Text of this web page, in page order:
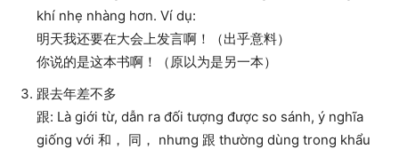
khí nhẹ nhàng hơn. Ví dụ:
明天我还要在大会上发言啊！（出乎意料）
你说的是这本书啊！（原以为是另一本）
跟去年差不多
跟: Là giới từ, dẫn ra đối tượng được so sánh, ý nghĩa
giống với 和， 同， nhưng 跟 thường dùng trong khẩu